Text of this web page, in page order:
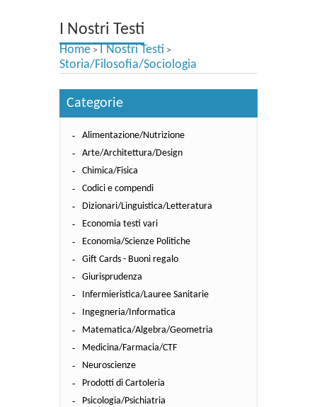
Testi scolastici
Carta Cultura e Carta del Merito - Carta Docente
I Nostri Testi
Home > I Nostri Testi >
Storia/Filosofia/Sociologia
Categorie
Alimentazione/Nutrizione
Arte/Architettura/Design
Chimica/Fisica
Codici e compendi
Dizionari/Linguistica/Letteratura
Economia testi vari
Economia/Scienze Politiche
Gift Cards - Buoni regalo
Giurisprudenza
Infermieristica/Lauree Sanitarie
Ingegneria/Informatica
Matematica/Algebra/Geometria
Medicina/Farmacia/CTF
Neuroscienze
Prodotti di Cartoleria
Psicologia/Psichiatria